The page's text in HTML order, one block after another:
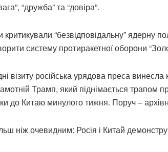
“дружба” та “довіра”.
критикували “безвідповідальну” ядерну
систему протиракетної оборони
візиту російська урядова преса
Трамп, який піднімається трапом
до Китаю минулого тижня. Поруч –
ніж очевидним: Росія і Китай